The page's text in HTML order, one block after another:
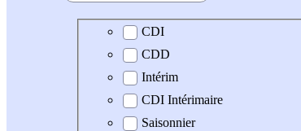
Type de contrat
CDI
CDD
Intérim
CDI Intérimaire
Saisonnier